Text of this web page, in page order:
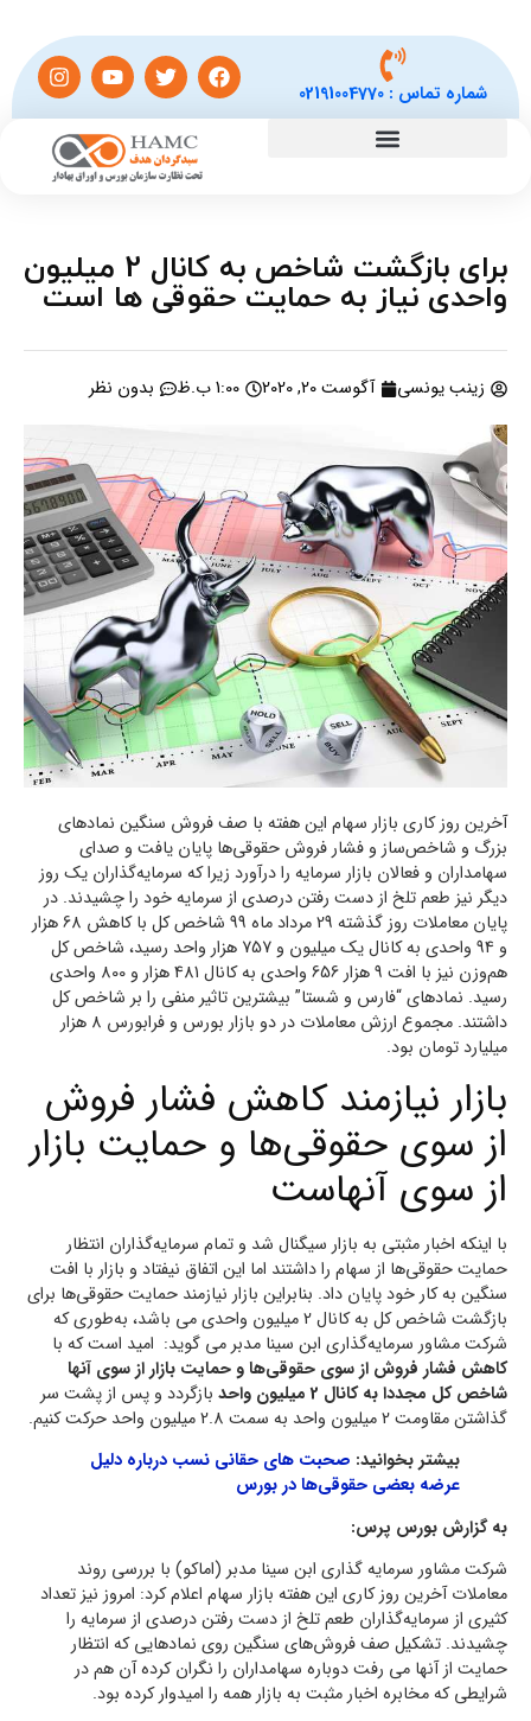
شماره تماس :02191004770
برای بازگشت شاخص به کانال 2 میلیون
واحدی نیاز به حمایت حقوقی ها است
زینب یونسی آگوست 20, 2020 1:00 ب.ظ بدون نظر
آخرین روز کاری بازار سهام این هفته با صف فروش سنگین نمادهای
بزرگ و شاخص‌ساز و فشار فروش حقوقی‌ها پایان یافت و صدای
سهامداران و فعالان بازار سرمایه را درآورد زیرا که سرمایه‌گذاران یک روز
دیگر نیز طعم تلخ از دست رفتن درصدی از سرمایه خود را چشیدند. در
پایان معاملات روز گذشته 29 مرداد ماه 99 شاخص کل با کاهش 68 هزار
و 94 واحدی به کانال یک میلیون و 757 هزار واحد رسید، شاخص کل
هم‌وزن نیز با افت 9 هزار 656 واحدی به کانال 481 هزار و 800 واحدی
رسید. نمادهای “فارس و شستا” بیشترین تاثیر منفی را بر شاخص کل
داشتند. مجموع ارزش معاملات در دو بازار بورس و فرابورس 8 هزار
میلیارد تومان بود.
بازار نیازمند کاهش فشار فروش
از سوی حقوقی‌ها و حمایت بازار
از سوی آنهاست
با اینکه اخبار مثبتی به بازار سیگنال شد و تمام سرمایه‌گذاران انتظار
حمایت حقوقی‌ها از سهام را داشتند اما این اتفاق نیفتاد و بازار با افت
سنگین به کار خود پایان داد. بنابراین بازار نیازمند حمایت حقوقی‌ها برای
بازگشت شاخص کل به کانال 2 میلیون واحدی می باشد، به‌‌طوری که
شرکت مشاور سرمایه‌گذاری ابن سینا مدبر می گوید: امید است که با
کاهش فشار فروش از سوی حقوقی‌ها و حمایت بازار از سوی آنها
شاخص کل مجددا به کانال 2 میلیون واحد
بازگردد و پس از پشت سر
گذاشتن مقاومت 2 میلیون واحد به سمت 2.8 میلیون واحد حرکت کنیم.
بیشتر بخوانید: صحبت های حقانی نسب درباره دلیل
عرضه بعضی حقوقی‌ها در بورس
به گزارش بورس پرس:
شرکت مشاور سرمایه گذاری ابن سینا مدبر (اماکو) با بررسی روند
معاملات آخرین روز کاری این هفته بازار سهام اعلام کرد: امروز نیز تعداد
کثیری از سرمایه‌گذاران طعم تلخ از دست رفتن درصدی از سرمایه را
چشیدند. تشکیل صف فروش‌های سنگین روی نمادهایی که انتظار
حمایت از آنها می رفت دوباره سهامداران را نگران کرده آن هم در
شرایطی که مخابره اخبار مثبت به بازار همه را امیدوار کرده بود.